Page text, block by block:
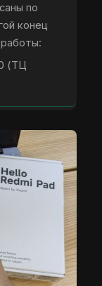
по
конец
(ТЦ